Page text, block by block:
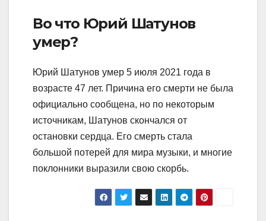
Во что Юрий Шатунов
умер?
Юрий Шатунов умер 5 июля 2021 года в
возрасте 47 лет. Причина его смерти не была
официально сообщена, но по некоторым
источникам, Шатунов скончался от
остановки сердца. Его смерть стала
большой потерей для мира музыки, и многие
поклонники выразили свою скорбь.